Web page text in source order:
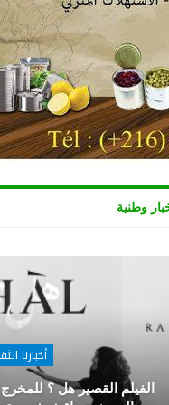
وطنية
أخبارنا
الفيلم القصير هل ؟